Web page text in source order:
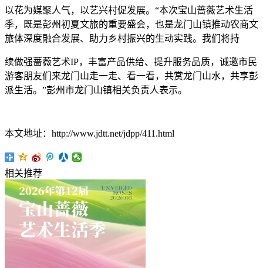
以花为媒聚人气，以艺兴村促发展。“本次宝山蔷薇艺术生活
季，既是彭州初夏文旅的重要盛会，也是龙门山镇推动农商文
旅体深度融合发展、助力乡村振兴的生动实践。我们将持
续做强蔷薇艺术IP，丰富产品供给、提升服务品质，诚邀市民
游客朋友们来龙门山走一走、看一看，共赏龙门山水，共享彭
派生活。”彭州市龙门山镇相关负责人表示。
本文地址：http://www.jdtt.net/jdpp/411.html
相关推荐